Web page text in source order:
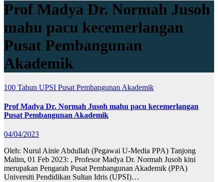
Prof Madya Dr. Normah Jusoh
mahu pacu kecemerlangan
Pusat Pembangunan
Akademik
100 Tahun UPSI Pusat Pembangunan Akademik
Prof Madya Dr. Normah Jusoh mahu pacu kecemerlangan
Pusat Pembangunan Akademik
04/04/2023
Oleh: Nurul Ainie Abdullah (Pegawai U-Media PPA) Tanjong
Malim, 01 Feb 2023: , Profesor Madya Dr. Normah Jusoh kini
merupakan Pengarah Pusat Pembangunan Akademik (PPA)
Universiti Pendidikan Sultan Idris (UPSI)…